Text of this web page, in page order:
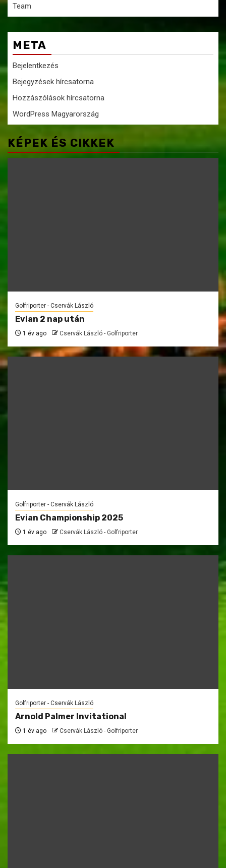
Team
META
Bejelentkezés
Bejegyzések hírcsatorna
Hozzászólások hírcsatorna
WordPress Magyarország
KÉPEK ÉS CIKKEK
Golfriporter - Cservák László
Evian 2 nap után
1 év ago Cservák László - Golfriporter
Golfriporter - Cservák László
Evian Championship 2025
1 év ago Cservák László - Golfriporter
Golfriporter - Cservák László
Arnold Palmer Invitational
1 év ago Cservák László - Golfriporter